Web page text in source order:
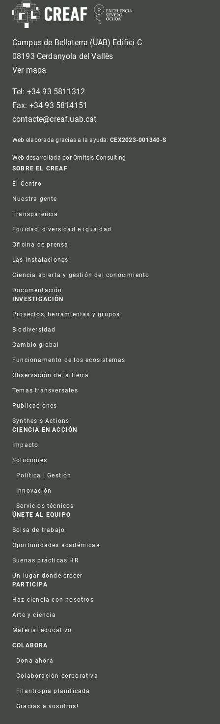
Campus de Bellaterra (UAB) Edifici C
08193 Cerdanyola del Vallès
Ver mapa
Tel: +34 93 5811312
Fax: +34 93 5814151
contacte@creaf.uab.cat
Web elaborada gracias a la ayuda:CEX2023-001340-S
Web desarrollada por Omitsis Consulting
Footer
SOBRE EL CREAF
El Centro
Nuestra gente
Transparencia
Equidad, diversidad e igualdad
Oficina de prensa
Las instalaciones
Ciencia abierta y gestión del conocimiento
Documentación
INVESTIGACIÓN
Proyectos, herramientas y grupos
Biodiversidad
Cambio global
Funcionamento de los ecosistemas
Observación de la tierra
Temas transversales
Publicaciones
Synthesis Actions
CIENCIA EN ACCIÓN
Impacto
Soluciones
Política i Gestión
Innovación
Servicios técnicos
ÚNETE AL EQUIPO
Bolsa de trabajo
Oportunidades académicas
Buenas prácticas HR
Un lugar donde crecer
PARTICIPA
Haz ciencia con nosotros
Arte y ciencia
Material educativo
COLABORA
Dona ahora
Colaboración corporativa
Filantropia planificada
Gracias a vosotros!